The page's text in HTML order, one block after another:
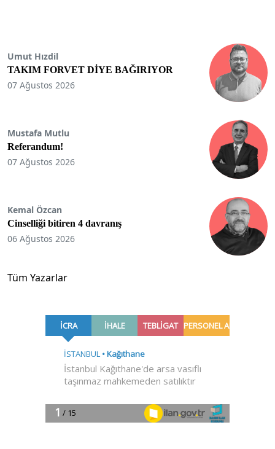
Umut Hızdil
TAKIM FORVET DİYE BAĞIRIYOR
07 Ağustos 2026
Mustafa Mutlu
Referandum!
07 Ağustos 2026
Kemal Özcan
Cinselliği bitiren 4 davranış
06 Ağustos 2026
Tüm Yazarlar